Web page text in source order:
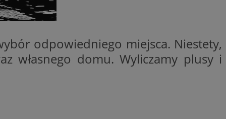
odpowiedniego miejsca. Niestety,
własnego domu. Wyliczamy plusy i
sesji.
sesji.
sesji.
usługę Cookie-
na pliki cookie.